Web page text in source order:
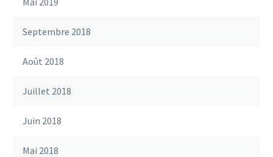
Septembre 2018
Août 2018
Juillet 2018
Juin 2018
Mai 2018